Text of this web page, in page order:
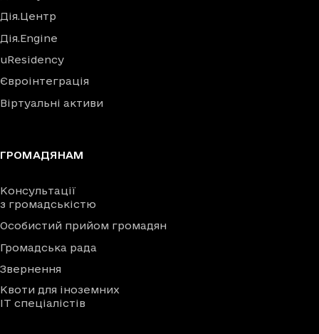
Дія.Центр
Дія.Engine
uResidency
Євроінтеграція
Віртуальні активи
ГРОМАДЯНАМ
Консультації
з громадськістю
Особистий прийом громадян
Громадська рада
Звернення
Квоти для іноземних
IT спеціалістів